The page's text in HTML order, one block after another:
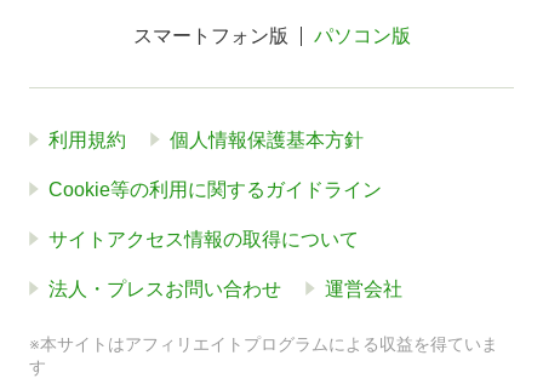
スマートフォン版 パソコン版
利用規約 個人情報保護基本方針
Cookie等の利用に関するガイドライン
サイトアクセス情報の取得について
法人・プレスお問い合わせ 運営会社
※本サイトはアフィリエイトプログラムによる収益を得ていま
す